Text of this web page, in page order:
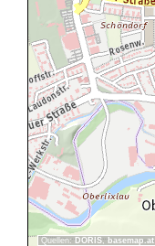
Quellen: DORIS, basemap.at